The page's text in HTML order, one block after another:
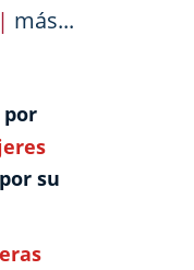
| más...
por
su